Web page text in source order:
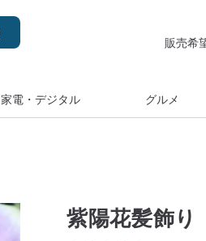
販売希
家電・デジタル グルメ
紫陽花髪飾り